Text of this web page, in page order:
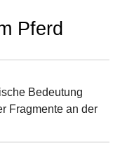
Pferd
Bedeutung
Fragmente an der